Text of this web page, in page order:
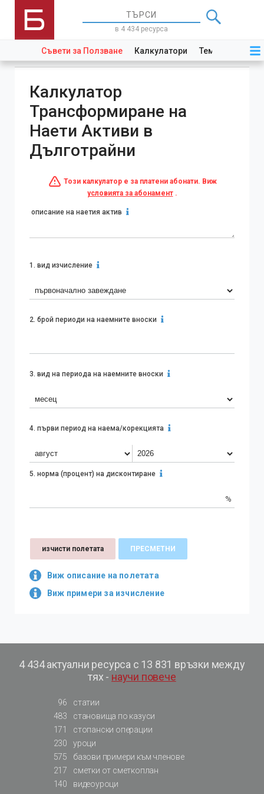
в 4 434 ресурса
Съвети за Ползване Калкулатори Теми Закони
Виж описание на полетата
Виж примери за изчисление
Калкулатор
Трансформиране на
Наети Активи в
Дълготрайни
Този калкулатор е за платени абонати. Виж
условията за абонамент.
описание на наетия актив
1. вид изчисление
2. брой периоди на наемните вноски
3. вид на периода на наемните вноски
4. първи период на наема/корекцията
5. норма (процент) на дисконтиране
%
изчисти полетата ПРЕСМЕТНИ
4 434 актуални ресурса с 13 831 връзки между
тях - научи повече
96
статии
483
становища по казуси
171
стопански операции
230
уроци
575
базови примери към членове
217
сметки от сметкоплан
140
видеоуроци